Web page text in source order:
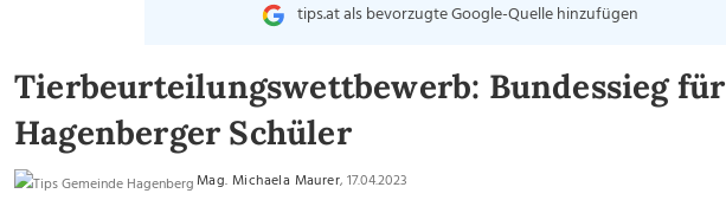
tips.at als bevorzugte Google-Quelle hinzufügen
Tierbeurteilungswettbewerb: Bundessieg für
Hagenberger Schüler
Mag. Michaela Maurer, 17.04.2023